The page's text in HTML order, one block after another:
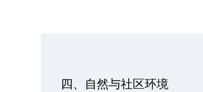
四、自然与社区环境